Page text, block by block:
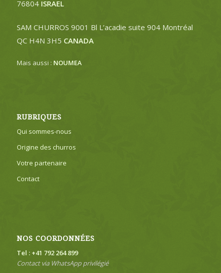
76804 ISRAEL
SAM CHURROS 9001 Bl L’acadie suite 904 Montréal
QC H4N 3H5 CANADA
Mais aussi : NOUMEA
RUBRIQUES
Qui sommes-nous
Origine des churros
Votre partenaire
Contact
NOS COORDONNÉES
Tel : +41 792 264 899
Contact via WhatsApp privilégié